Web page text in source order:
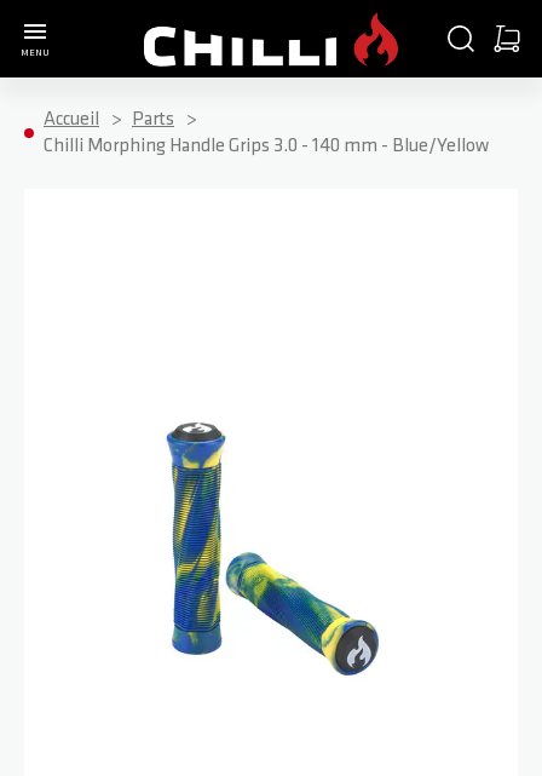
MENU
CHERCHER
Accueil
Parts
Chilli Morphing Handle Grips 3.0 - 140 mm - Blue/Yellow